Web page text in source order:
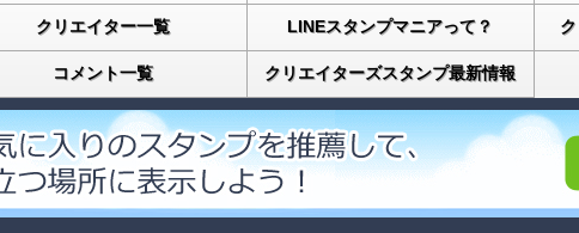
クリエイター一覧 LINEスタンプマニアって？
コメント一覧 クリエイターズスタンプ最新情報